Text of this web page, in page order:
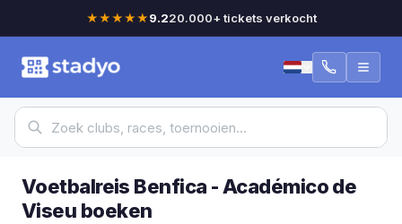
★★★★★9.220.000+ tickets verkocht
Voetbalreis Benfica - Académico de
Viseu boeken